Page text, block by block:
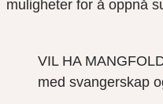
muligheter for å oppnå
VIL HA
med svangerskap